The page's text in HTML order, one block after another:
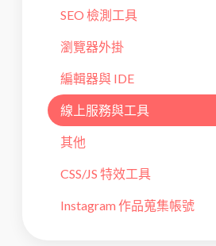
SEO 檢測工具
瀏覽器外掛
編輯器與 IDE
線上服務與工具
其他
CSS/JS 特效工具
Instagram 作品蒐集帳號